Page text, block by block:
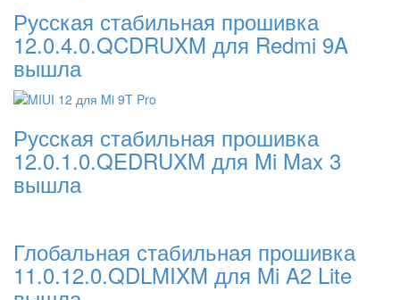
Русская стабильная прошивка
12.0.4.0.QCDRUXM для Redmi 9A
вышла
Русская стабильная прошивка
12.0.1.0.QEDRUXM для Mi Max 3
вышла
Глобальная стабильная прошивка
11.0.12.0.QDLMIXM для Mi A2 Lite